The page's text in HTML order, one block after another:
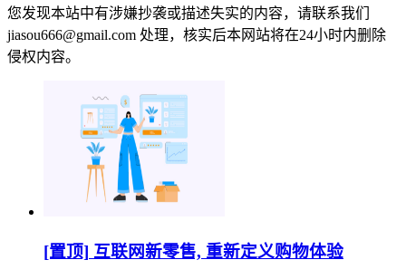
您发现本站中有涉嫌抄袭或描述失实的内容，请联系我们
jiasou666@gmail.com 处理，核实后本网站将在24小时内删除
侵权内容。
[置顶] 互联网新零售, 重新定义购物体验